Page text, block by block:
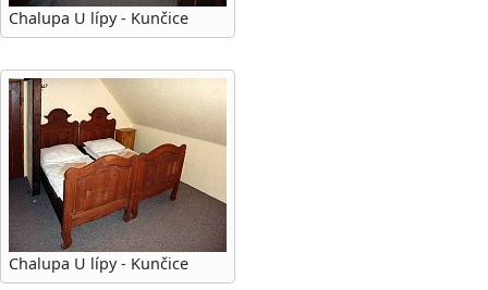
Chalupa U lípy - Kunčice
Chalupa U lípy - Kunčice